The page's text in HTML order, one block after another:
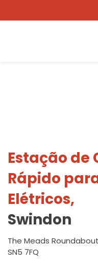
Estação
Rápido
Elétricos,
Swindon
The Meads
SN5 7FQ